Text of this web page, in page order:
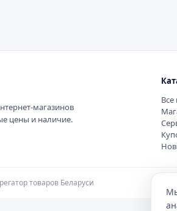
магазинов
цены и наличие.
Все
товаров Беларуси